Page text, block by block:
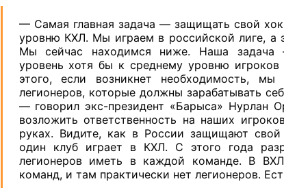
— Самая главная задача — защищать свой
уровню КХЛ. Мы играем в российской лиге, а
Мы сейчас находимся ниже. Наша задача
уровень хотя бы к среднему уровню
этого, если возникнет необходимость, мы
легионеров, которые должны зарабатывать
— говорил экс-президент «Барыса» Нурлан
возложить ответственность на наших
руках. Видите, как в России защищают свой
один клуб играет в КХЛ. С этого года
легионеров иметь в каждой команде. В
команд, и там практически нет легионеров.